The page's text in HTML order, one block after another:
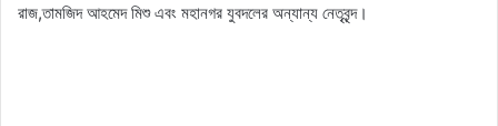
রাজ,তামজিদ আহমেদ মিশু এবং মহানগর যুবদলের অন্যান্য নেতৃবৃন্দ।